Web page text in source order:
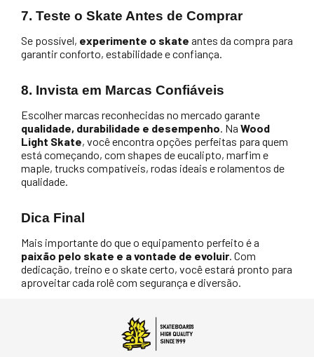
7. Teste o Skate Antes de Comprar
Se possível, experimente o skate antes da compra para
garantir conforto, estabilidade e confiança.
8. Invista em Marcas Confiáveis
Escolher marcas reconhecidas no mercado garante
qualidade, durabilidade e desempenho. Na Wood
Light Skate, você encontra opções perfeitas para quem
está começando, com shapes de eucalipto, marfim e
maple, trucks compatíveis, rodas ideais e rolamentos de
qualidade.
Dica Final
Mais importante do que o equipamento perfeito é a
paixão pelo skate e a vontade de evoluir. Com
dedicação, treino e o skate certo, você estará pronto para
aproveitar cada rolê com segurança e diversão.